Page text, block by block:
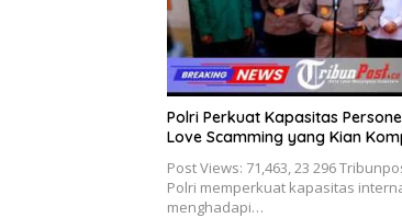
Polri Perkuat Kapasitas
Love Scamming yang Kian
Post Views: 71,463, 23 296
Polri memperkuat kapasitas
menghadapi…